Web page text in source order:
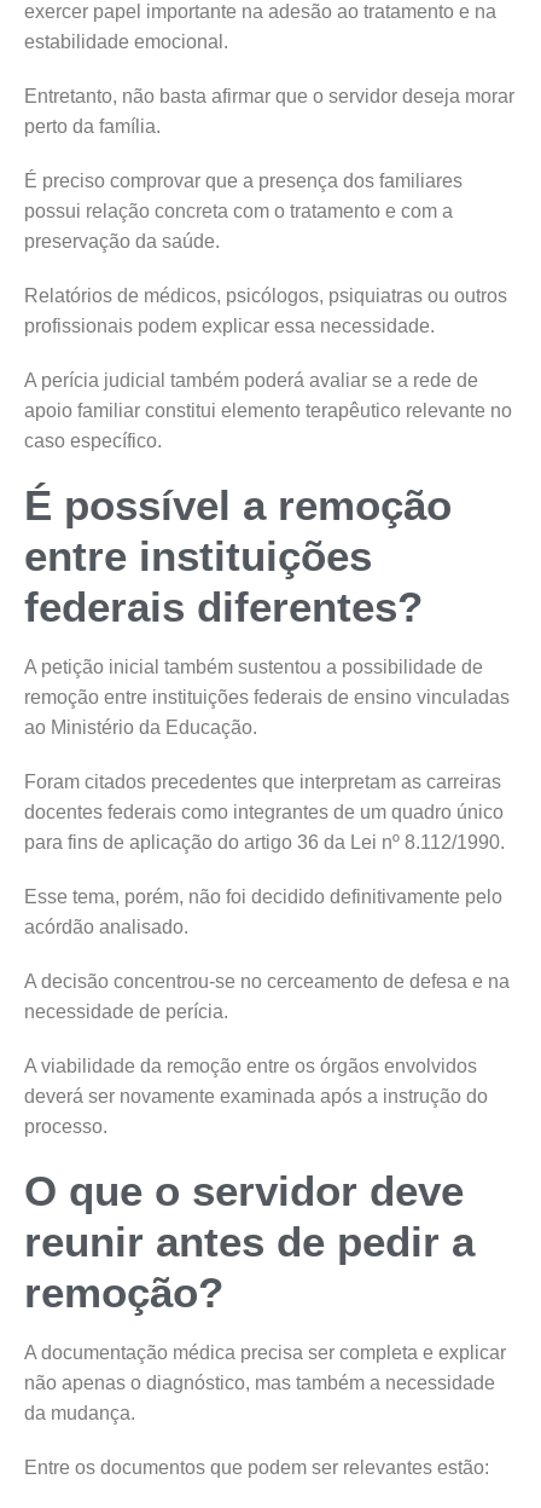
exercer papel importante na adesão ao tratamento e na
estabilidade emocional.
Entretanto, não basta afirmar que o servidor deseja morar
perto da família.
É preciso comprovar que a presença dos familiares
possui relação concreta com o tratamento e com a
preservação da saúde.
Relatórios de médicos, psicólogos, psiquiatras ou outros
profissionais podem explicar essa necessidade.
A perícia judicial também poderá avaliar se a rede de
apoio familiar constitui elemento terapêutico relevante no
caso específico.
É possível a remoção
entre instituições
federais diferentes?
A petição inicial também sustentou a possibilidade de
remoção entre instituições federais de ensino vinculadas
ao Ministério da Educação.
Foram citados precedentes que interpretam as carreiras
docentes federais como integrantes de um quadro único
para fins de aplicação do artigo 36 da Lei nº 8.112/1990.
Esse tema, porém, não foi decidido definitivamente pelo
acórdão analisado.
A decisão concentrou-se no cerceamento de defesa e na
necessidade de perícia.
A viabilidade da remoção entre os órgãos envolvidos
deverá ser novamente examinada após a instrução do
processo.
O que o servidor deve
reunir antes de pedir a
remoção?
A documentação médica precisa ser completa e explicar
não apenas o diagnóstico, mas também a necessidade
da mudança.
Entre os documentos que podem ser relevantes estão: